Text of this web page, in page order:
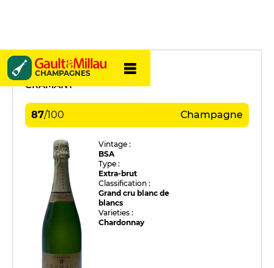
CHAMPAGNES
Guy Larmandier
CRAMANT
87/100 Champagne
Vintage :
BSA
Type :
Extra-brut
Classification :
Grand cru blanc de
blancs
Varieties :
Chardonnay